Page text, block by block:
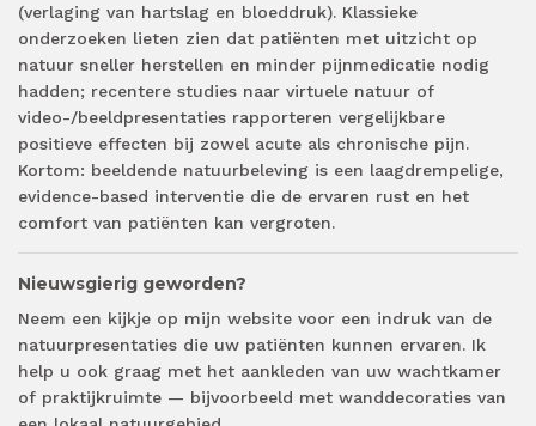
(verlaging van hartslag en bloeddruk). Klassieke
onderzoeken lieten zien dat patiënten met uitzicht op
natuur sneller herstellen en minder pijnmedicatie nodig
hadden; recentere studies naar virtuele natuur of
video-/beeldpresentaties rapporteren vergelijkbare
positieve effecten bij zowel acute als chronische pijn.
Kortom: beeldende natuurbeleving is een laagdrempelige,
evidence-based interventie die de ervaren rust en het
comfort van patiënten kan vergroten.
Nieuwsgierig geworden?
Neem een kijkje op mijn website voor een indruk van de
natuurpresentaties die uw patiënten kunnen ervaren. Ik
help u ook graag met het aankleden van uw wachtkamer
of praktijkruimte — bijvoorbeeld met wanddecoraties van